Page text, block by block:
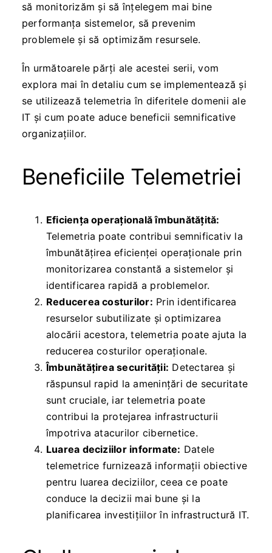
să monitorizăm și să înțelegem mai bine
performanța sistemelor, să prevenim
problemele și să optimizăm resursele.
În următoarele părți ale acestei serii, vom
explora mai în detaliu cum se implementează și
se utilizează telemetria în diferitele domenii ale
IT și cum poate aduce beneficii semnificative
organizațiilor.
Beneficiile Telemetriei
Eficiența operațională îmbunătățită:
Telemetria poate contribui semnificativ la
îmbunătățirea eficienței operaționale prin
monitorizarea constantă a sistemelor și
identificarea rapidă a problemelor.
Reducerea costurilor: Prin identificarea
resurselor subutilizate și optimizarea
alocării acestora, telemetria poate ajuta la
reducerea costurilor operaționale.
Îmbunătățirea securității: Detectarea și
răspunsul rapid la amenințări de securitate
sunt cruciale, iar telemetria poate
contribui la protejarea infrastructurii
împotriva atacurilor cibernetice.
Luarea deciziilor informate: Datele
telemetrice furnizează informații obiective
pentru luarea deciziilor, ceea ce poate
conduce la decizii mai bune și la
planificarea investițiilor în infrastructură IT.